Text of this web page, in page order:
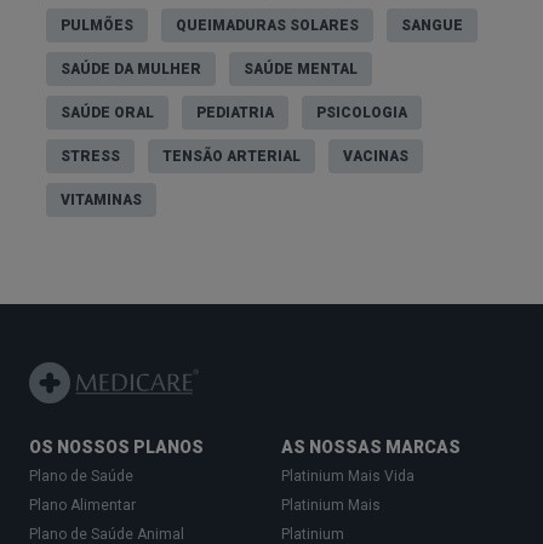
PULMÕES QUEIMADURAS SOLARES SANGUE
SAÚDE DA MULHER SAÚDE MENTAL
SAÚDE ORAL PEDIATRIA PSICOLOGIA
STRESS TENSÃO ARTERIAL VACINAS
VITAMINAS
OS NOSSOS PLANOS
Plano de Saúde
Plano Alimentar
Plano de Saúde Animal
AS NOSSAS MARCAS
Platinium Mais Vida
Platinium Mais
Platinium